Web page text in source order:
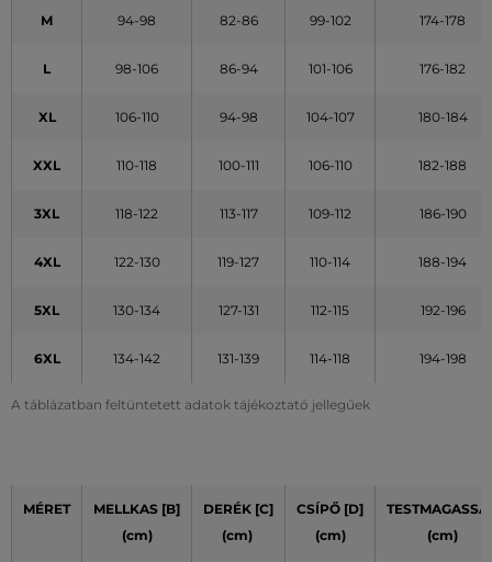
A táblázatban feltüntetett adatok tájékoztató jellegűek
M 94-98 82-86 99-102 174-178
L 98-106 86-94 101-106 176-182
XL 106-110 94-98 104-107 180-184
XXL 110-118 100-111 106-110 182-188
3XL 118-122 113-117 109-112 186-190
4XL 122-130 119-127 110-114 188-194
5XL 130-134 127-131 112-115 192-196
6XL 134-142 131-139 114-118 194-198
MÉRET
MELLKAS [B]
(cm)
DERÉK [C]
(cm)
CSÍPŐ [D]
(cm)
(cm)